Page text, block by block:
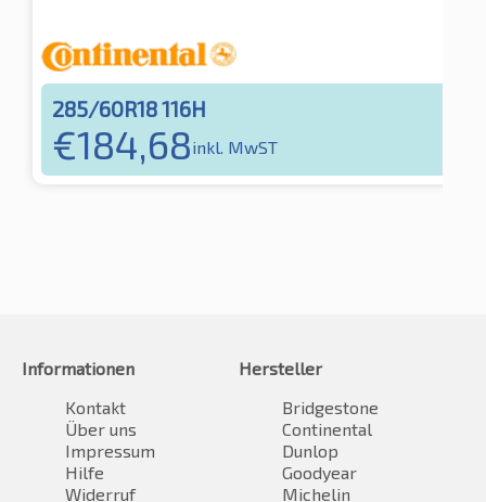
285/60R18 116H
€184,68inkl. MwST
Informationen
Kontakt
Über uns
Impressum
Hilfe
Widerruf
Hersteller
Bridgestone
Continental
Dunlop
Goodyear
Michelin